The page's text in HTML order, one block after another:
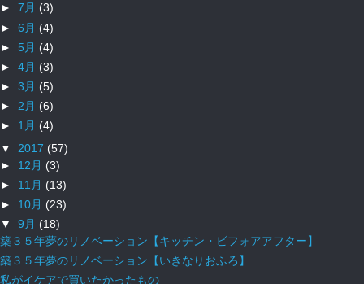
► 7月 (3)
► 6月 (4)
► 5月 (4)
► 4月 (3)
► 3月 (5)
► 2月 (6)
► 1月 (4)
▼ 2017 (57)
► 12月 (3)
► 11月 (13)
► 10月 (23)
▼ 9月 (18)
築３５年夢のリノベーション【キッチン・ビフォアアフター】
築３５年夢のリノベーション【いきなりおふろ】
私がイケアで買いたかったもの